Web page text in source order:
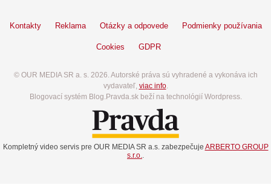
Kontakty Reklama Otázky a odpovede Podmienky používania
Cookies GDPR
© OUR MEDIA SR a. s. 2026. Autorské práva sú vyhradené a vykonáva ich
vydavateľ, viac info.
Blogovací systém Blog.Pravda.sk beží na technológií Wordpress.
Kompletný video servis pre OUR MEDIA SR a.s. zabezpečuje ARBERTO GROUP
s.r.o..